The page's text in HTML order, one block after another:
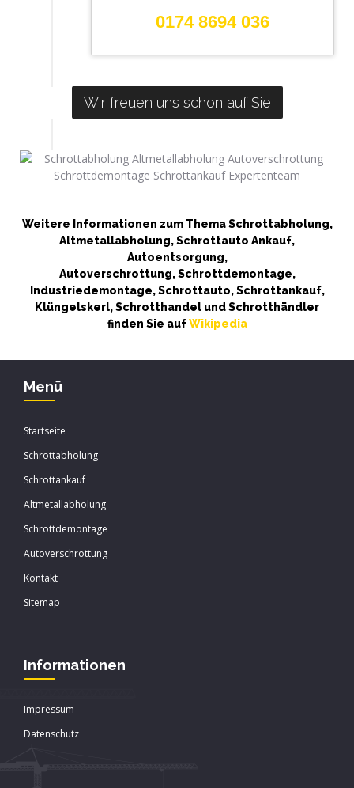
0174 8694 036
Wir freuen uns schon auf Sie
Weitere Informationen zum Thema Schrottabholung,
Altmetallabholung, Schrottauto Ankauf,
Autoentsorgung,
Autoverschrottung, Schrottdemontage,
Industriedemontage, Schrottauto, Schrottankauf,
Klüngelskerl, Schrotthandel und Schrotthändler
finden Sie aufWikipedia
Menü
Startseite
Schrottabholung
Schrottankauf
Altmetallabholung
Schrottdemontage
Autoverschrottung
Kontakt
Sitemap
Informationen
Impressum
Datenschutz